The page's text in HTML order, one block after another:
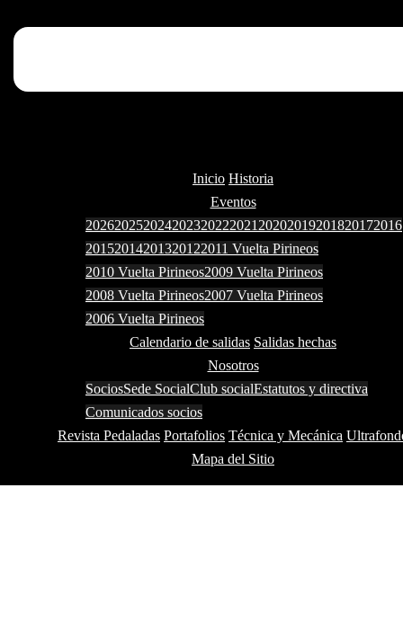
Inicio Historia
Eventos
202620252024202320222021 20202019201820172016
20152014201320122011 Vuelta Pirineos
2010 Vuelta Pirineos2009 Vuelta Pirineos
2008 Vuelta Pirineos2007 Vuelta Pirineos
2006 Vuelta Pirineos
Calendario de salidas Salidas hechas
Nosotros
SociosSede SocialClub socialEstatutos y directiva
Comunicados socios
Revista Pedaladas Portafolios Técnica y Mecánica
Mapa del Sitio